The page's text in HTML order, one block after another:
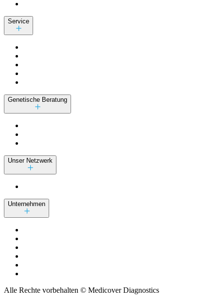
Service
Genetische Beratung
Unser Netzwerk
Unternehmen
Alle Rechte vorbehalten © Medicover Diagnostics